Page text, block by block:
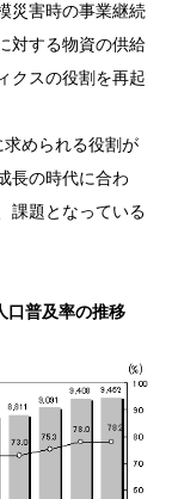
災害時の事業継続
対する物資の供給
クスの役割を再起
められる役割が
長の時代に合わ
課題となっている
普及率の推移